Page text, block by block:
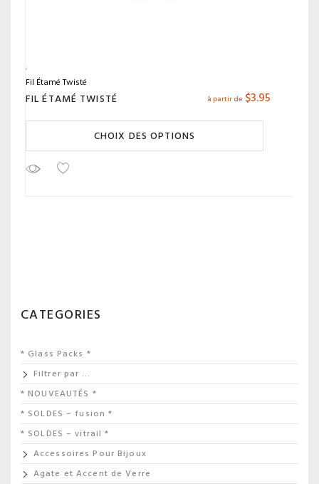
Fil Étamé Twisté
FIL ÉTAMÉ TWISTÉ à partir de $3.95
CHOIX DES OPTIONS
CATEGORIES
* Glass Packs *
Filtrer par …
* NOUVEAUTÉS *
* SOLDES – fusion *
* SOLDES – vitrail *
Accessoires Pour Bijoux
Agate et Accent de Verre